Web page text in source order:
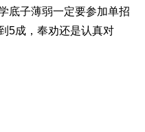
底子薄弱一定要参加单招
5成，奉劝还是认真对